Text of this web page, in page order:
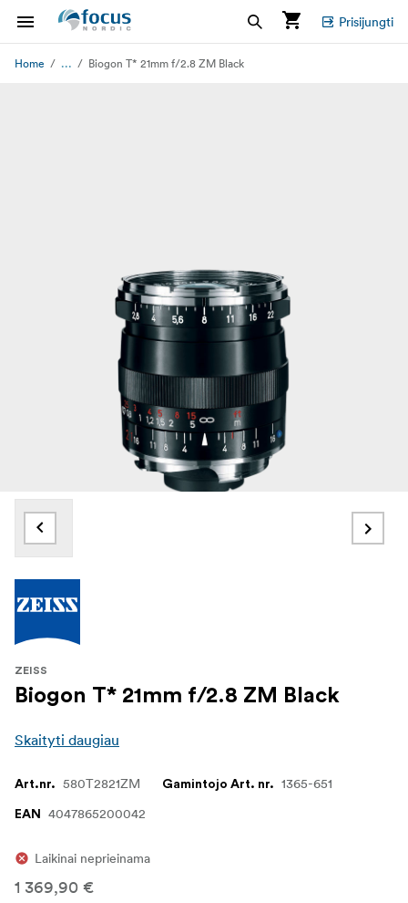
Prisijungti
Home ... Biogon T* 21mm f/2.8 ZM Black
ZEISS
Biogon T* 21mm f/2.8 ZM Black
Skaityti daugiau
Art.nr. 580T2821ZM Gamintojo Art. nr. 1365-651
EAN 4047865200042
Laikinai neprieinama
1 369,90 €